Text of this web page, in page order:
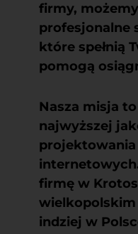
firmy,
profesjonalne
które spełnią
pomogą
Nasza misja
najwyższej
firmę w
indziej w